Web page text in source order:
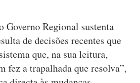
Governo Regional sustenta
de decisões recentes que
que, na sua leitura,
fez a trapalhada que resolva”,